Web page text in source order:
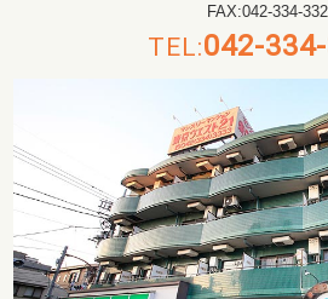
FAX:042-334-
TEL:042-